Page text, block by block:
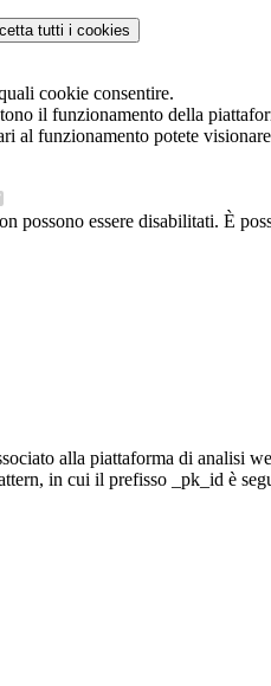
tutti i cookies
cookie consentire.
il funzionamento della
al funzionamento potete
possono essere disabilitati. È
alla piattaforma di analisi
in cui il prefisso _pk_id è